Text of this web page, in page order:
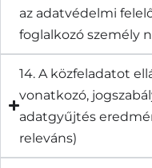
az adatvédelmi
foglalkozó személy
14. A közfeladatot
vonatkozó,
adatgyűjtés
releváns)